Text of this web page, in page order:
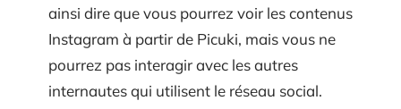
ainsi dire que vous pourrez voir les contenus
Instagram à partir de Picuki, mais vous ne
pourrez pas interagir avec les autres
internautes qui utilisent le réseau social.